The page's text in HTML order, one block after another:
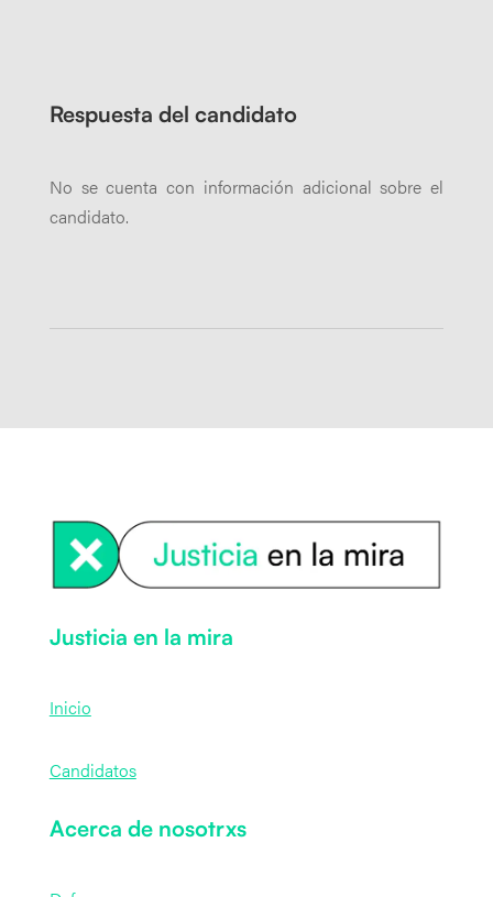
Respuesta del candidato
No se cuenta con información adicional sobre el
candidato.
Justicia en la mira
Inicio
Candidatos
Acerca de nosotrxs